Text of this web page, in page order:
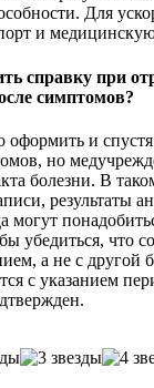
Для
и
справку при
симптомов?
и
но
болезни. В
результаты
могут
убедиться, что
а не с другой
с указанием